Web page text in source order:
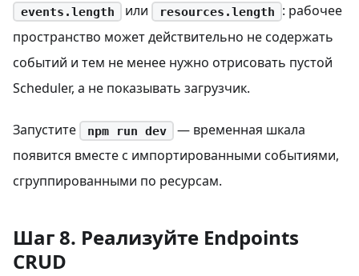
events.length или resources.length
: рабочее
пространство может действительно не содержать
событий и тем не менее нужно отрисовать пустой
Scheduler, а не показывать загрузчик.
Запустите npm run dev
— временная шкала
появится вместе с импортированными событиями,
сгруппированными по ресурсам.
Шаг 8. Реализуйте Endpoints
CRUD